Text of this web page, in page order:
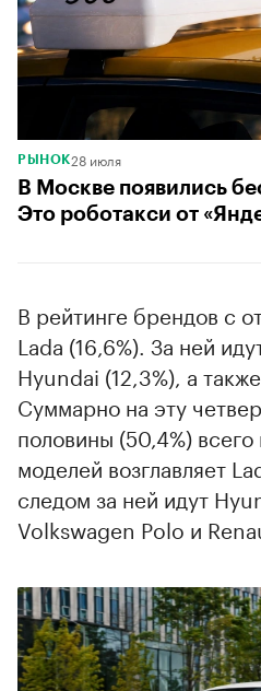
РЫНОК28 июля
В Москве появились
Это роботакси от
В рейтинге брендов с
Lada (16,6%). За ней
Hyundai (12,3%), а
Суммарно на эту
половины (50,4%)
моделей возглавляет
следом за ней идут
Volkswagen Polo и